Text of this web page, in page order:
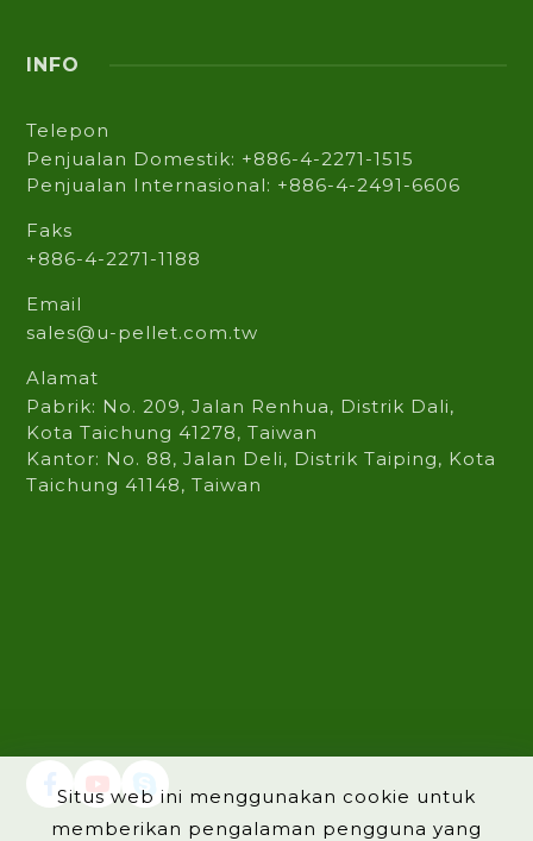
Situs web ini menggunakan cookie untuk
memberikan pengalaman pengguna yang
INFO
Telepon
Penjualan Domestik: +886-4-2271-1515
Penjualan Internasional: +886-4-2491-6606
Faks
+886-4-2271-1188
Email
sales@u-pellet.com.tw
Alamat
Pabrik: No. 209, Jalan Renhua, Distrik Dali,
Kota Taichung 41278, Taiwan
Kantor: No. 88, Jalan Deli, Distrik Taiping, Kota
Taichung 41148, Taiwan